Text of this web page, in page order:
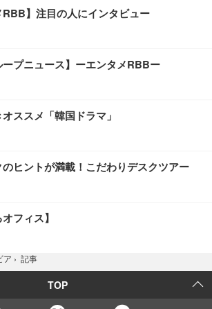
RBB】注目の人にインタビュー
ープニュース】ーエンタメRBBー
ススメ「韓国ドラマ」
ヒントが満載！こだわりデスクツアー
フィス】
ア › 記事
TOP